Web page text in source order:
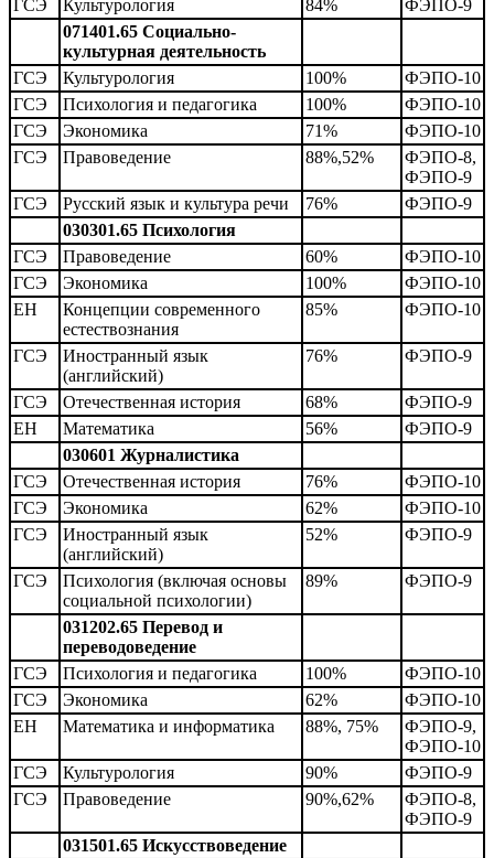
ГСЭ
Культурология 84%
ФЭПО-9
071401.65 Социально-
культурная деятельность
ГСЭ
Культурология 100%
ФЭПО-10
ГСЭ
Психология и педагогика 100%
ФЭПО-10
ГСЭ
Экономика 71%
ФЭПО-10
ГСЭ
Правоведение 88%,52%
ФЭПО-8,
ФЭПО-9
ГСЭ
Русский язык и культура речи 76%
ФЭПО-9
030301.65 Психология
ГСЭ
Правоведение 60%
ФЭПО-10
ГСЭ
Экономика 100%
ФЭПО-10
ЕН
Концепции современного
естествознания
85% ФЭПО-10
ГСЭ
Иностранный язык
(английский)
76% ФЭПО-9
ГСЭ Отечественная история 68%
ФЭПО-9
ЕН
Математика 56%
ФЭПО-9
030601 Журналистика
ГСЭ
Отечественная история 76%
ФЭПО-10
ГСЭ
Экономика 62%
ФЭПО-10
ГСЭ
Иностранный язык
(английский)
52% ФЭПО-9
ГСЭ
Психология (включая основы
социальной психологии)
89% ФЭПО-9
031202.65 Перевод и
переводоведение
ГСЭ
Психология и педагогика 100%
ФЭПО-10
ГСЭ
Экономика 62%
ФЭПО-10
ЕН
Математика и информатика 88%, 75%
ФЭПО-9,
ФЭПО-10
ГСЭ
Культурология 90%
ФЭПО-9
ГСЭ
Правоведение 90%,62%
ФЭПО-8,
ФЭПО-9
031501.65 Искусствоведение